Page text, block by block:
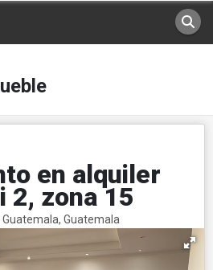
en alquiler
2, zona 15
Guatemala